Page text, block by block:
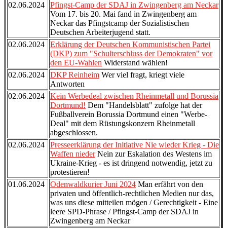
02.06.2024
Pfingst-Camp der SDAJ in Zwingenberg am Neckar
Vom 17. bis 20. Mai fand in Zwingenberg am
Neckar das Pfingstcamp der Sozialistischen
Deutschen Arbeiterjugend statt.
02.06.2024
Erklärung der Deutschen Kommunistischen Partei
(DKP) zum "Schulterschluss der Demokraten" vor
den EU-Wahlen Widerstand wählen!
02.06.2024
DKP Reinheim Wer viel fragt, kriegt viele
Antworten
02.06.2024
Kein Werbedeal zwischen Rheinmetall und Borussia
Dortmund! Dem "Handelsblatt" zufolge hat der
Fußballverein Borussia Dortmund einen "Werbe-
Deal" mit dem Rüstungskonzern Rheinmetall
abgeschlossen.
02.06.2024
Presseerklärung der Initiative Nie wieder Krieg - Die
Waffen niederNein zur Eskalation des Westens im
Ukraine-Krieg - es ist dringend notwendig, jetzt zu
protestieren!
01.06.2024
Odenwaldkurier Juni 2024 Man erfährt von den
privaten und öffentlich-rechtlichen Medien nur das,
was uns diese mitteilen mögen / Gerechtigkeit - Eine
leere SPD-Phrase / Pfingst-Camp der SDAJ in
Zwingenberg am Neckar